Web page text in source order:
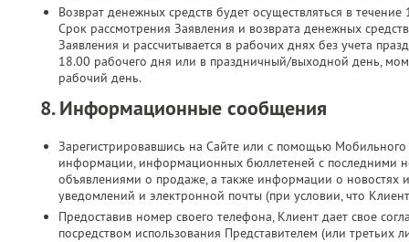
Возврат денежных средств будет осуществляться в
Срок рассмотрения Заявления и возврата денежных
Заявления и рассчитывается в рабочих днях без учета
18.00 рабочего дня или в праздничный/выходной день,
рабочий день.
8. Информационные сообщения
Зарегистрировавшись на Сайте или с помощью
информации, информационных бюллетеней с последними
объявлениями о продаже, а также информации о новостях
уведомлений и электронной почты (при условии, что
Предоставив номер своего телефона, Клиент дает свое
посредством использования Представителем (или